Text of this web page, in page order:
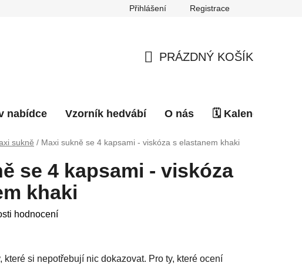
Přihlášení Registrace
PRÁZDNÝ KOŠÍK
nabídce Vzorník hedvábí O nás 🗓️ Kalendář akcí
sukně / Maxi sukně se 4 kapsami - viskóza s elastanem khaki
se 4 kapsami - viskóza
khaki
hodnocení
které si nepotřebují nic dokazovat. Pro ty, které ocení